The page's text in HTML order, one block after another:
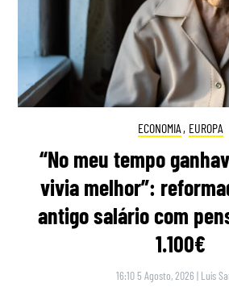
ECONOMIA , EUROPA
“No meu tempo
vivia melhor”:
antigo salário com
1.100€
16:10 5 Agosto, 2026 | Luís